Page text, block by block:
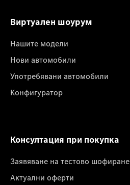
Виртуален шоурум
Нашите модели
Нови автомобили
Употребявани автомобили
Конфигуратор
Консултация при покупка
Заявяване на тестово шофиране
Актуални оферти